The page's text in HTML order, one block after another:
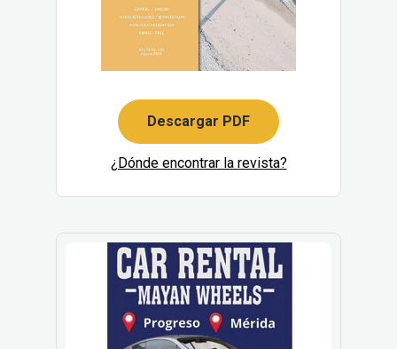
Descargar PDF
¿Dónde encontrar la revista?